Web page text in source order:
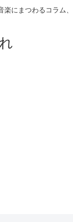
楽にまつわるコラム